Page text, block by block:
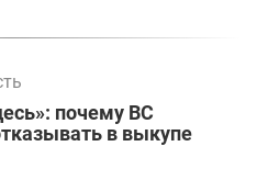
почему ВС
в выкупе